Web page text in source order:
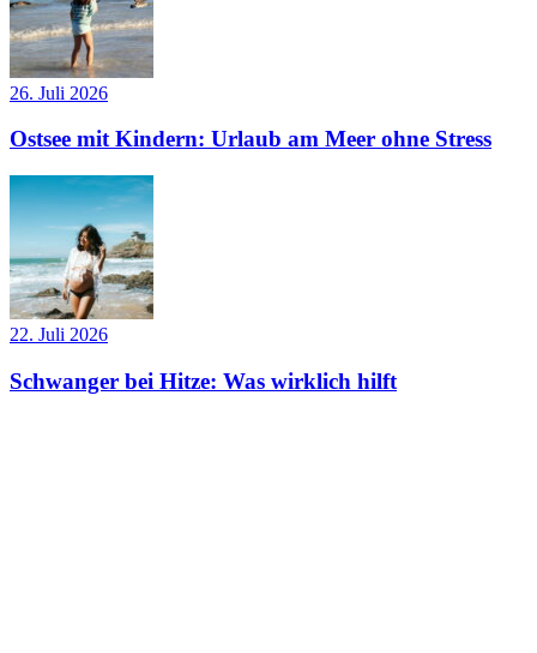
26. Juli 2026
Ostsee mit Kindern: Urlaub am Meer ohne Stress
22. Juli 2026
Schwanger bei Hitze: Was wirklich hilft